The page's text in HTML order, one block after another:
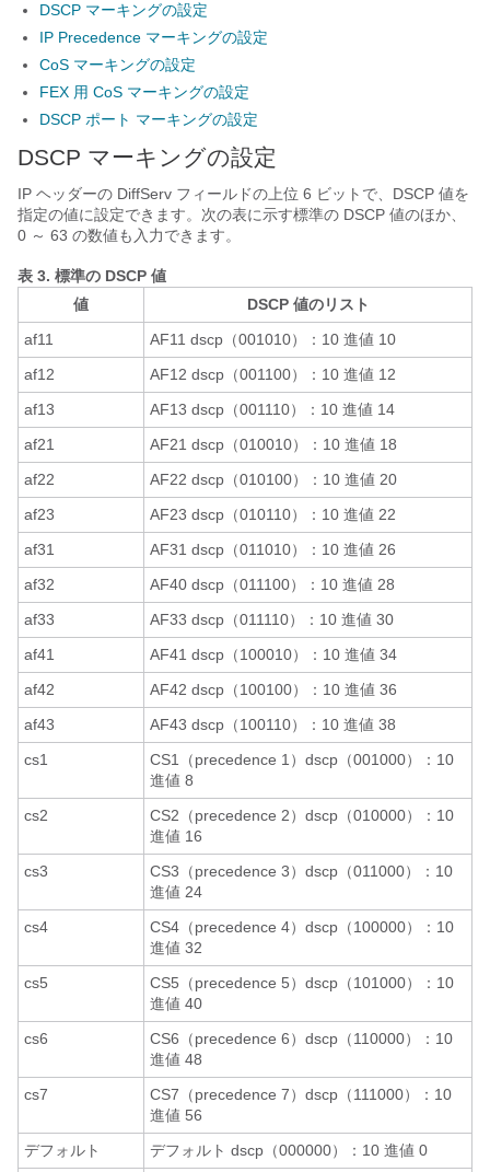
DSCP マーキングの設定
IP Precedence マーキングの設定
CoS マーキングの設定
FEX 用 CoS マーキングの設定
DSCP ポート マーキングの設定
DSCP マーキングの設定
IP ヘッダーの DiffServ フィールドの上位 6 ビットで、DSCP 値を
指定の値に設定できます。次の表に示す標準の DSCP 値のほか、
0 ～ 63 の数値も入力できます。
表 3. 標準の DSCP 値
値
DSCP 値のリスト
af11
AF11 dscp（001010）：10 進値 10
af12
AF12 dscp（001100）：10 進値 12
af13
AF13 dscp（001110）：10 進値 14
af21
AF21 dscp（010010）：10 進値 18
af22
AF22 dscp（010100）：10 進値 20
af23
AF23 dscp（010110）：10 進値 22
af31
AF31 dscp（011010）：10 進値 26
af32
AF40 dscp（011100）：10 進値 28
af33
AF33 dscp（011110）：10 進値 30
af41
AF41 dscp（100010）：10 進値 34
af42
AF42 dscp（100100）：10 進値 36
af43
AF43 dscp（100110）：10 進値 38
cs1
CS1（precedence 1）dscp（001000）：10
進値 8
cs2
CS2（precedence 2）dscp（010000）：10
進値 16
cs3
CS3（precedence 3）dscp（011000）：10
進値 24
cs4
CS4（precedence 4）dscp（100000）：10
進値 32
cs5
CS5（precedence 5）dscp（101000）：10
進値 40
cs6
CS6（precedence 6）dscp（110000）：10
進値 48
cs7
CS7（precedence 7）dscp（111000）：10
進値 56
デフォルト
デフォルト dscp（000000）：10 進値 0